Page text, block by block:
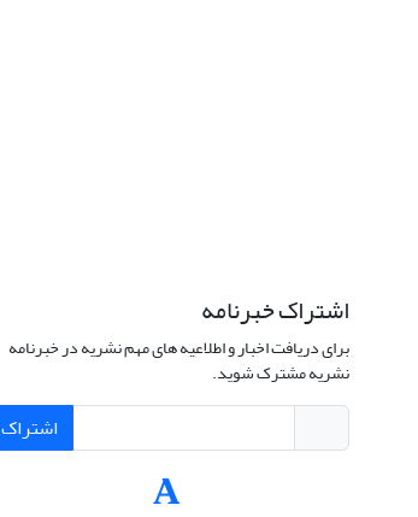
اشتراک خبرنامه
برای دریافت اخبار و اطلاعیه های مهم نشریه در خبرنامه
نشریه مشترک شوید.
اشتراک